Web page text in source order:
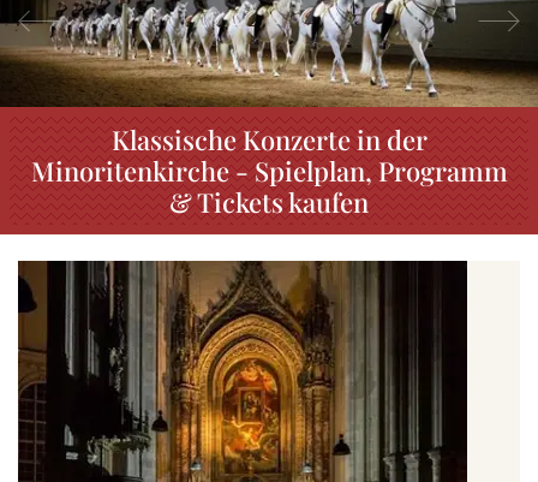
Vorheriges
Klassische Konzerte in der
Minoritenkirche - Spielplan, Programm
& Tickets kaufen